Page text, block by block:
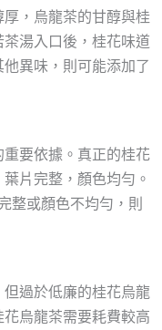
，烏龍茶的甘醇與桂
湯入口後，桂花味道
異味，則可能添加了
要依據。真正的桂花
片完整，顏色均勻。
整或顏色不均勻，則
過於低廉的桂花烏龍
烏龍茶需要耗費較高